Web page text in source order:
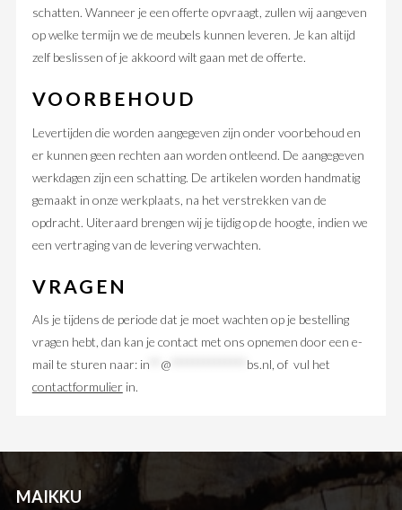
schatten. Wanneer je een offerte opvraagt, zullen wij aangeven
op welke termijn we de meubels kunnen leveren. Je kan altijd
zelf beslissen of je akkoord wilt gaan met de offerte.
VOORBEHOUD
Levertijden die worden aangegeven zijn onder voorbehoud en
er kunnen geen rechten aan worden ontleend. De aangegeven
werkdagen zijn een schatting. De artikelen worden handmatig
gemaakt in onze werkplaats, na het verstrekken van de
opdracht. Uiteraard brengen wij je tijdig op de hoogte, indien we
een vertraging van de levering verwachten.
VRAGEN
Als je tijdens de periode dat je moet wachten op je bestelling
vragen hebt, dan kan je contact met ons opnemen door een e-
mail te sturen naar: in @ bs.nl , of vul het
contactformulierin.
MAIKKU